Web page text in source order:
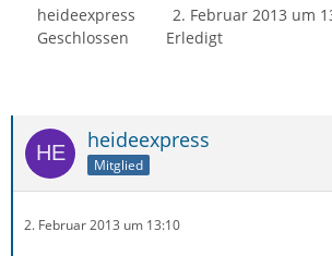
heideexpress
2. Februar 2013 um
Geschlossen
Erledigt
heideexpress
Mitglied
2. Februar 2013 um 13:10